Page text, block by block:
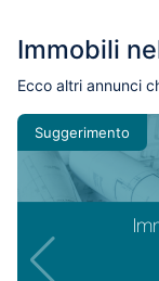
Immobili
Ecco altri annunci
Suggerimento